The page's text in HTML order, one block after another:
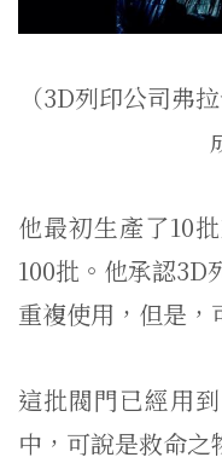
（3D列印公司弗
他最初生產了10
100批。他承認3D
重複使用，但是，
這批閥門已經用
中，可說是救命之